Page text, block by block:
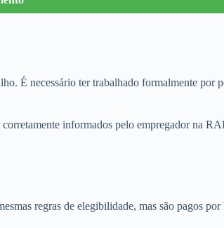
É necessário ter trabalhado formalmente por
informados pelo empregador na
regras de elegibilidade, mas são pagos